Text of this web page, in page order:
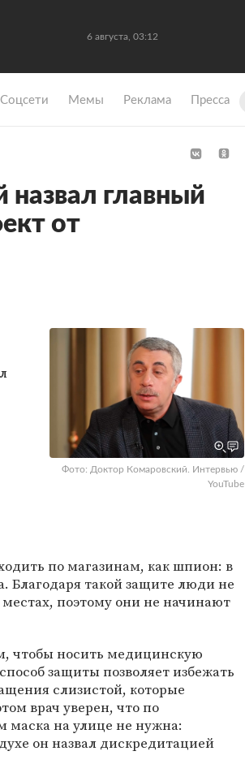
6 августа, 03:13
Coцсети Мемы Реклама Пресса
главный
от
Фото: Доктор Комаровский. Интервью /
YouTube
по магазинам, как шпион: в
Благодаря такой защите люди не
поэтому они не начинают
чтобы носить медицинскую
защиты позволяет избежать
слизистой, которые
врач уверен, что по
маска на улице не нужна:
он назвал дискредитацией